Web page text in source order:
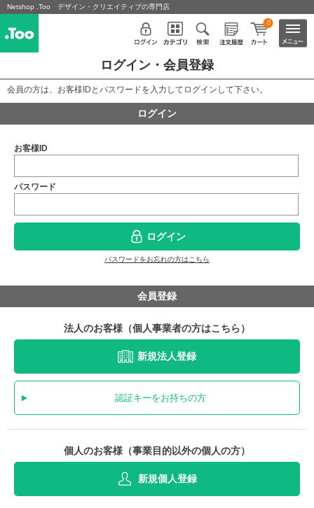
Netshop .Too デザイン・クリエイティブの専門店
0
ログイン・会員登録
会員の方は、お客様IDとパスワードを入力してログインして下さい。
ログイン
お客様ID
パスワード
ログイン
パスワードをお忘れの方はこちら
会員登録
法人のお客様（個人事業者の方はこちら）
新規法人登録
認証キーをお持ちの方
個人のお客様（事業目的以外の個人の方）
新規個人登録